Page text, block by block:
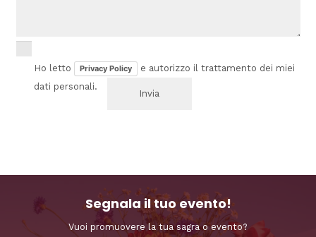
Ho letto Privacy Policy
e autorizzo il trattamento dei miei
dati personali.
Segnala il tuo evento!
Vuoi promuovere la tua sagra o evento?